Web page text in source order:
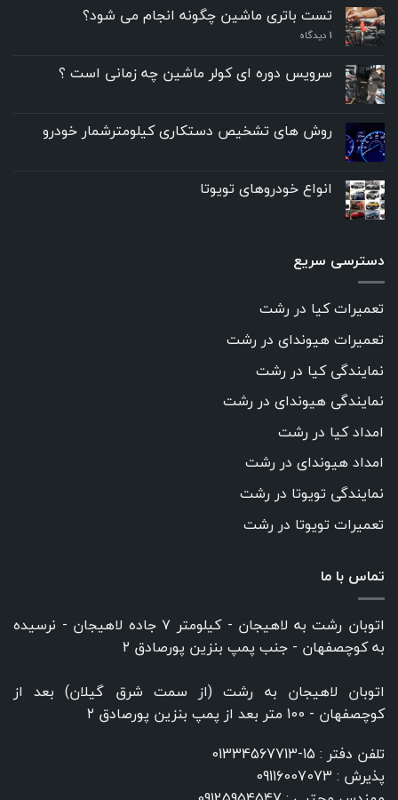
تست باتری ماشین چگونه انجام می شود؟
۱ دیدگاه
سرویس دوره ای کولر ماشین چه زمانی است ؟
روش های تشخیص دستکاری کیلومترشمار خودرو
انواع خودروهای تویوتا
دسترسی سریع
تعمیرات کیا در رشت
تعمیرات هیوندای در رشت
نمایندگی کیا در رشت
نمایندگی هیوندای در رشت
امداد کیا در رشت
امداد هیوندای در رشت
نمایندگی تویوتا در رشت
تعمیرات تویوتا در رشت
تماس با ما
اتوبان رشت به لاهیجان - کیلومتر ۷ جاده لاهیجان - نرسیده
به کوچصفهان - جنب پمپ بنزین پورصادق ۲
اتوبان لاهیجان به رشت (از سمت شرق گیلان) بعد از
کوچصفهان - 100 متر بعد از پمپ بنزین پورصادق ۲
تلفن دفتر : 15-01334567713
پذیرش : 09116007073